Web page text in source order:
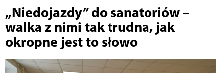
„Niedojazdy” do sanatoriów –
walka z nimi tak trudna, jak
okropne jest to słowo